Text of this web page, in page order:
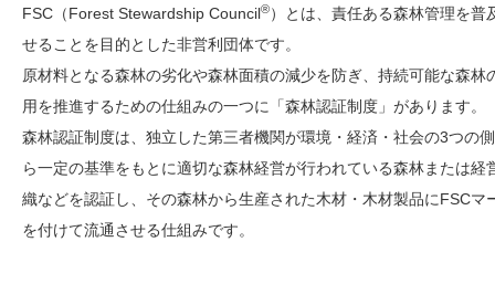
FSC（Forest Stewardship Council®）とは、責任ある森林管理を普
せることを目的とした非営利団体です。
原材料となる森林の劣化や森林面積の減少を防ぎ、持続可能な森林
用を推進するための仕組みの一つに「森林認証制度」があります。
森林認証制度は、独立した第三者機関が環境・経済・社会の3つの
ら一定の基準をもとに適切な森林経営が行われている森林または経
織などを認証し、その森林から生産された木材・木材製品にFSCマ
を付けて流通させる仕組みです。